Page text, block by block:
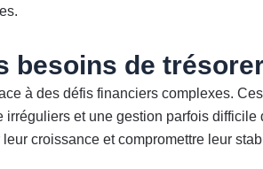
besoins de
à des défis financiers complexes.
irréguliers et une gestion parfois difficile
croissance et compromettre leur